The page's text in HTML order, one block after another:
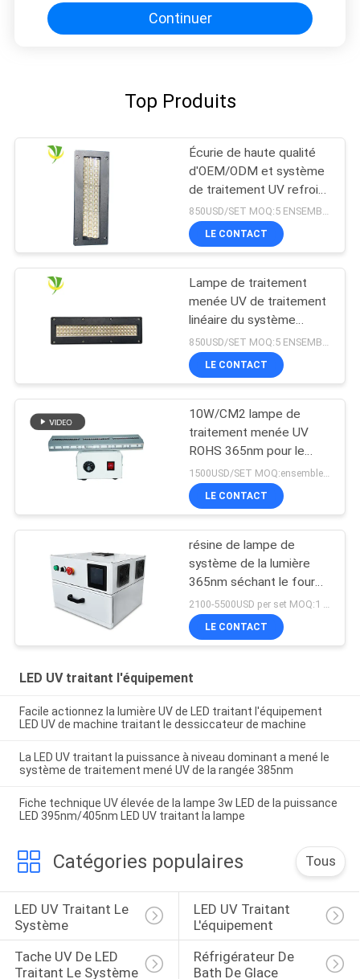
Continuer
Top Produits
Écurie de haute qualité
d'OEM/ODM et système
de traitement UV refroidi
à l'eau sûr du
refroidissement par l'eau
LED pour la machine
850USD/SET MOQ:5 ENSEMBLES
LE CONTACT
Lampe de traitement
menée UV de traitement
linéaire du système
365nm 395nm 405nm de
Shenzhen 1200w
850USD/SET MOQ:5 ENSEMBLES
LE CONTACT
10W/CM2 lampe de
traitement menée UV
ROHS 365nm pour le
revêtement de résine
LE CONTACT
résine de lampe de
système de la lumière
365nm séchant le four
de traitement mené UV
de la boîte 405nm
LE CONTACT
LED UV traitant l'équipement
Facile actionnez la lumière UV de LED traitant l'équipement
LED UV de machine traitant le dessiccateur de machine
La LED UV traitant la puissance à niveau dominant a mené le
système de traitement mené UV de la rangée 385nm
Fiche technique UV élevée de la lampe 3w LED de la puissance
LED 395nm/405nm LED UV traitant la lampe
Catégories populaires Tous
LED UV Traitant Le
Système
LED UV Traitant
L'équipement
Tache UV De LED
Traitant Le Système
Réfrigérateur De
Bath De Glace